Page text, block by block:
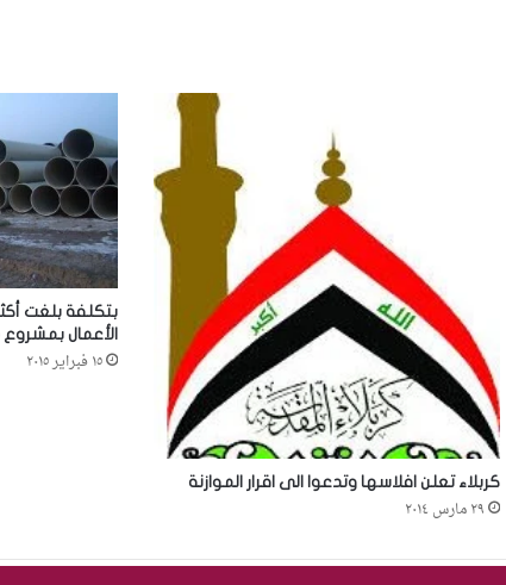
كربلاء تعلن افلاسها وتدعوا الى اقرار الموازنة
٢٩ مارس ٢٠١٤
الأعمال
١٥ فبراير ٢٠١٥